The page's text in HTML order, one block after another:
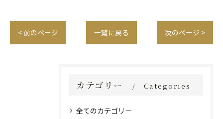
< 前のページ 一覧に戻る 次のページ >
カテゴリー Categories
全てのカテゴリー